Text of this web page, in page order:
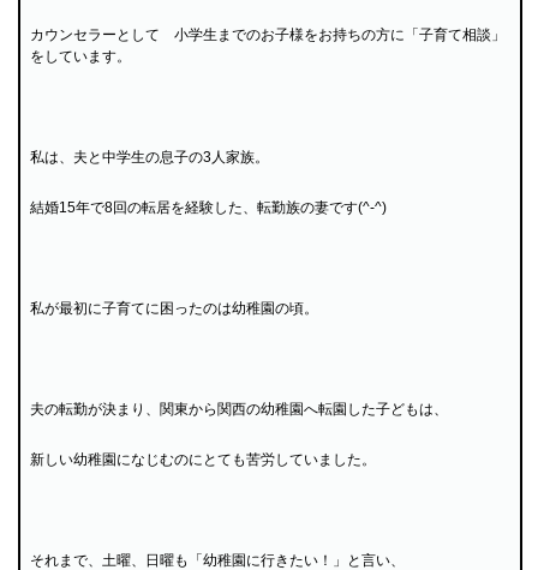
カウンセラーとして 小学生までのお子様をお持ちの方に「子育て相談」
をしています。
私は、夫と中学生の息子の3人家族。
結婚15年で8回の転居を経験した、転勤族の妻です(^-^)
私が最初に子育てに困ったのは幼稚園の頃。
夫の転勤が決まり、関東から関西の幼稚園へ転園した子どもは、
新しい幼稚園になじむのにとても苦労していました。
それまで、土曜、日曜も「幼稚園に行きたい！」と言い、